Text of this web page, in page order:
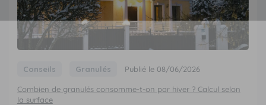
Conseils Granulés Publié le 08/06/2026
Combien de granulés consomme-t-on par hiver ? Calcul selon
la surface